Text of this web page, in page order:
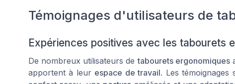
Témoignages d'utilisateurs de
Expériences positives avec les tabourets
De nombreux utilisateurs detabourets ergonomiques
apportent à leur espace de travail. Les